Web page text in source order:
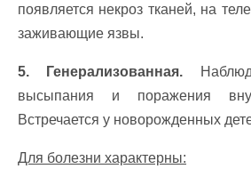
появляется некроз тканей, на
заживающие язвы.
5. Генерализованная.
высыпания и поражения
Встречается у новорожденных
Для болезни характерны: